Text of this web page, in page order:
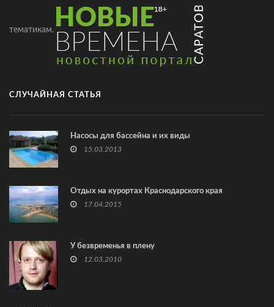
тематикам.
СЛУЧАЙНАЯ СТАТЬЯ
Насосы для бассейна и их виды
15.03.2013
Отдых на курортах Краснодарского края
17.04.2015
У безвременья в плену
12.03.2010